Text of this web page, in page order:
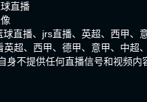
直播
直播、jrs直播、英超、西甲、
超、西甲、德甲、意甲、中超
不提供任何直播信号和视频内